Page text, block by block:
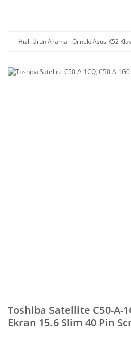
Toshiba Satellite C50-A-
Ekran 15.6 Slim 40 Pin